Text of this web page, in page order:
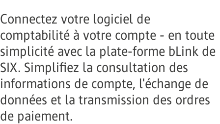
Connectez votre logiciel de
comptabilité à votre compte - en toute
simplicité avec la plate-forme bLink de
SIX. Simplifiez la consultation des
informations de compte, l'échange de
données et la transmission des ordres
de paiement.